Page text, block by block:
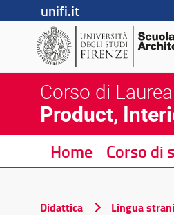
unifi.it
Corso di
Product,
Home Corso di
Didattica Lingua